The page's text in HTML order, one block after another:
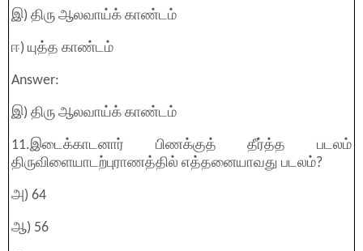
இ) திரு ஆலவாய்க் காண்டம்
ஈ) யுத்த காண்டம்
Answer:
இ) திரு ஆலவாய்க் காண்டம்
11.இடைக்காடனார் பிணக்குத் தீர்த்த படலம்
திருவிளையாடற்புராணத்தில் எத்தனையாவது படலம்?
அ) 64
ஆ) 56